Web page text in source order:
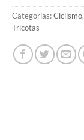
Categorías:Ciclismo,
Tricotas